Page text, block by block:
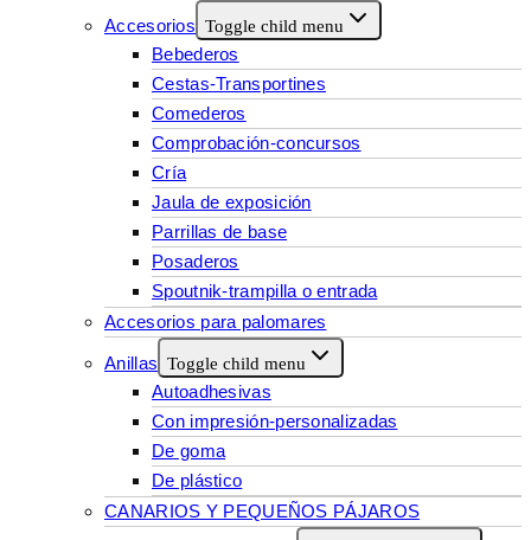
Accesorios Toggle child menu
Bebederos
Cestas-Transportines
Comederos
Comprobación-concursos
Cría
Jaula de exposición
Parrillas de base
Posaderos
Spoutnik-trampilla o entrada
Accesorios para palomares
Anillas Toggle child menu
Autoadhesivas
Con impresión-personalizadas
De goma
De plástico
CANARIOS Y PEQUEÑOS PÁJAROS